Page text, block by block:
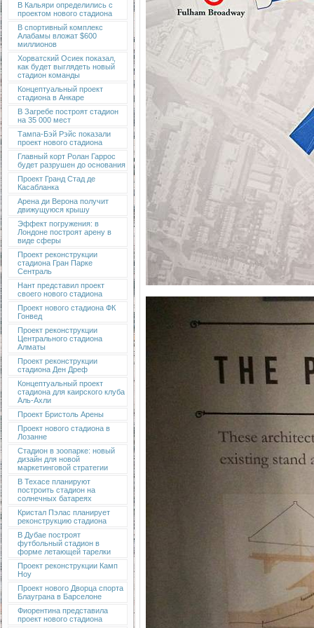
В Кальяри определились с
проектом нового стадиона
В спортивный комплекс
Алабамы вложат $600
миллионов
Хорватский Осиек показал,
как будет выглядеть новый
стадион команды
Концептуальный проект
стадиона в Анкаре
В Загребе построят стадион
на 35 000 мест
Тампа-Бэй Рэйс показали
проект нового стадиона
Главный корт Ролан Гаррос
будет разрушен до основания
Проект Гранд Стад де
Касабланка
Арена ди Верона получит
движущуюся крышу
Эффект погружения: в
Лондоне построят арену в
виде сферы
Проект реконструкции
стадиона Гран Парке
Сентраль
Нант представил проект
своего нового стадиона
Проект нового стадиона ФК
Гонвед
Проект реконструкции
Центрального стадиона
Алматы
Проект реконструкции
стадиона Ден Дреф
Концептуальный проект
стадиона для каирского клуба
Аль-Ахли
Проект Бристоль Арены
Проект нового стадиона в
Лозанне
Стадион в зоопарке: новый
дизайн для новой
маркетинговой стратегии
В Техасе планируют
построить стадион на
солнечных батареях
Кристал Пэлас планирует
реконструкцию стадиона
В Дубае построят
футбольный стадион в
форме летающей тарелки
Проект реконструкции Камп
Ноу
Проект нового Дворца спорта
Блауграна в Барселоне
Фиорентина представила
проект нового стадиона